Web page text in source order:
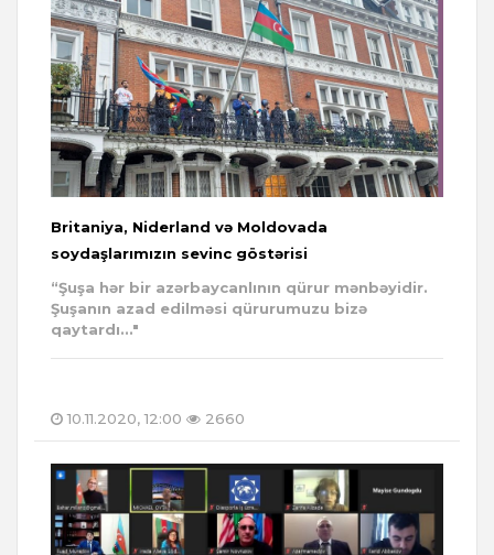
Britaniya, Niderland və Moldovada
soydaşlarımızın sevinc göstərisi
“Şuşa hər bir azərbaycanlının qürur mənbəyidir.
Şuşanın azad edilməsi qürurumuzu bizə
qaytardı..."
10.11.2020, 12:00 2660